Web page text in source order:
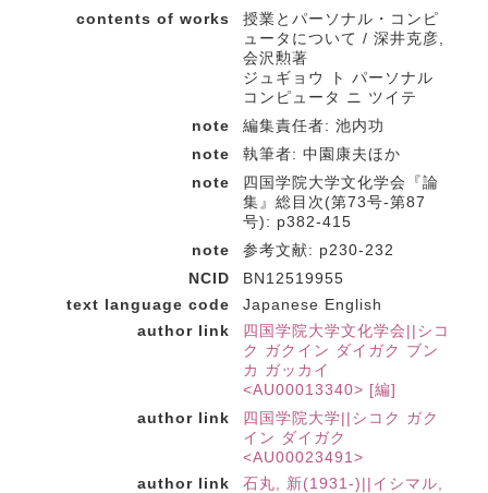
contents of works
授業とパーソナル・コンピ
ュータについて / 深井克彦,
会沢勲著
ジュギョウ ト パーソナル
コンピュータ ニ ツイテ
note
編集責任者: 池内功
note
執筆者: 中園康夫ほか
note
四国学院大学文化学会『論
集』総目次(第73号-第87
号): p382-415
note
参考文献: p230-232
NCID
BN12519955
text language code
Japanese English
author link
四国学院大学文化学会||シコ
ク ガクイン ダイガク ブン
カ ガッカイ
<AU00013340> [編]
author link
四国学院大学||シコク ガク
イン ダイガク
<AU00023491>
author link
石丸, 新(1931-)||イシマル,